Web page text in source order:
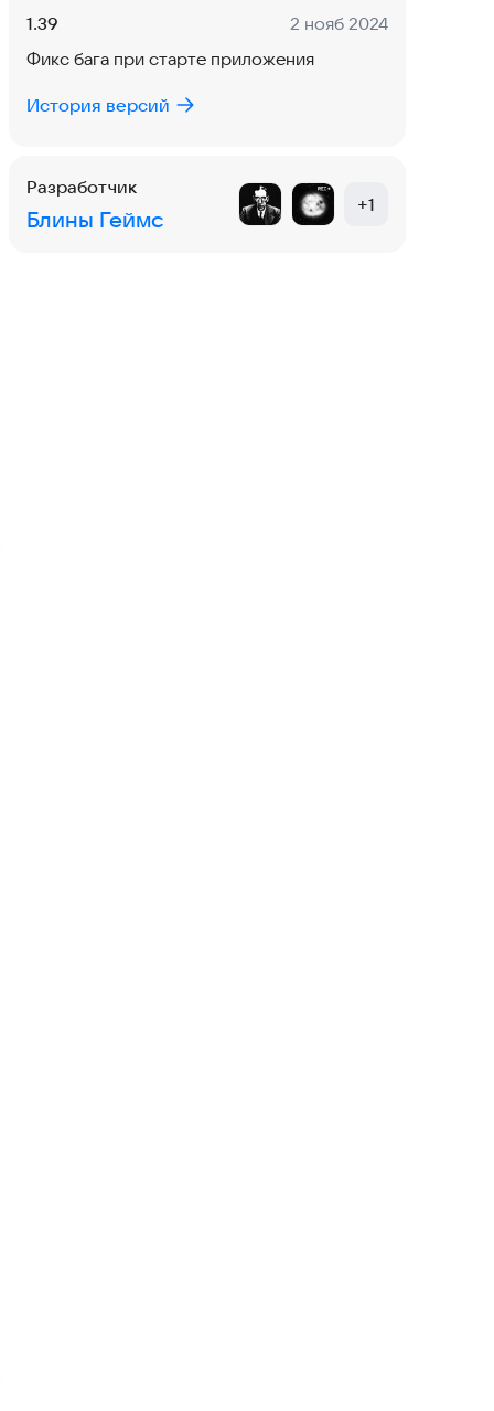
Версия:
1.39 Дата:
2 нояб 2024
Фикс бага при старте приложения
История версий
Разработчик
Блины Геймс
+1